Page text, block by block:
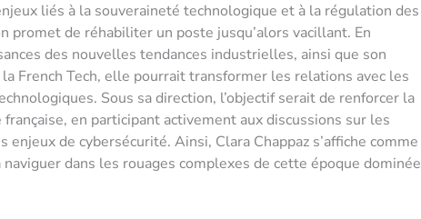
liés à la souveraineté technologique et à la régulation des
promet de réhabiliter un poste jusqu’alors vacillant. En
des nouvelles tendances industrielles, ainsi que son
French Tech, elle pourrait transformer les relations avec les
Sous sa direction, l’objectif serait de renforcer la
en participant activement aux discussions sur les
enjeux de cybersécurité. Ainsi, Clara Chappaz s’affiche comme
dans les rouages complexes de cette époque dominée